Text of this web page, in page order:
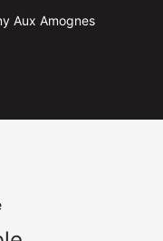
Aux Amognes